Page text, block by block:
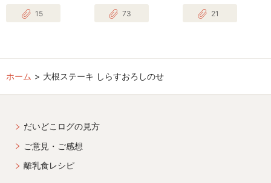
15 73 21
ホーム 大根ステーキ しらすおろしのせ
だいどこログの見方
ご意見・ご感想
離乳食レシピ